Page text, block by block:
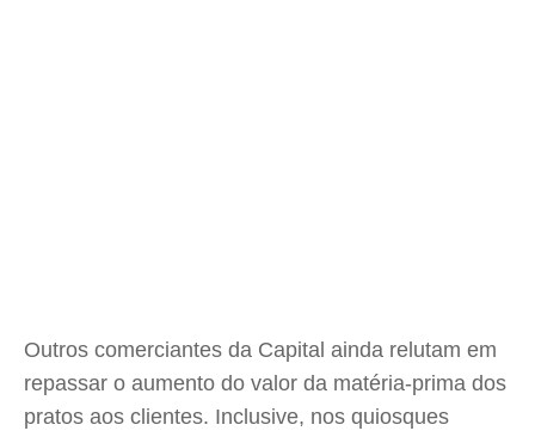
Outros comerciantes da Capital ainda relutam em
repassar o aumento do valor da matéria-prima dos
pratos aos clientes. Inclusive, nos quiosques